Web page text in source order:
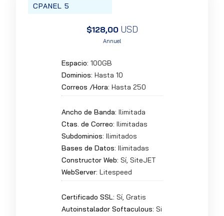
CPANEL 5
$128,00 USD
Annuel
Espacio: 100GB
Dominios: Hasta 10
Correos /Hora: Hasta 250
Ancho de Banda: Ilimitada
Ctas. de Correo: Ilimitadas
Subdominios: Ilimitados
Bases de Datos: Ilimitadas
Constructor Web: Sí, SiteJET
WebServer: Litespeed
Certificado SSL: Sí, Gratis
Autoinstalador Softaculous: Si